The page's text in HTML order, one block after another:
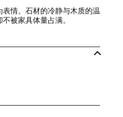
情。石材的冷静与木质的温
被家具体量占满。